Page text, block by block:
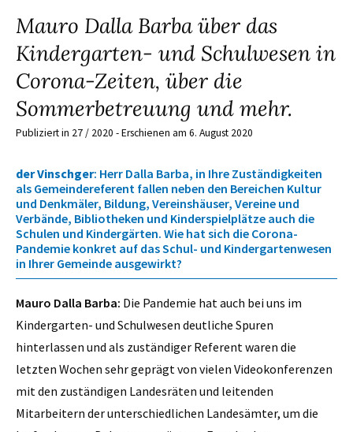
Mauro Dalla Barba über das
Kindergarten- und Schulwesen in
Corona-Zeiten, über die
Sommerbetreuung und mehr.
Publiziert in 27 / 2020 - Erschienen am 6. August 2020
der Vinschger: Herr Dalla Barba, in Ihre Zuständigkeiten
als Gemeindereferent fallen neben den Bereichen Kultur
und Denkmäler, Bildung, Vereinshäuser, Vereine und
Verbände, Bibliotheken und Kinderspielplätze auch die
Schulen und Kindergärten. Wie hat sich die Corona-
Pandemie konkret auf das Schul- und Kindergartenwesen
in Ihrer Gemeinde ausgewirkt?
Mauro Dalla Barba: Die Pandemie hat auch bei uns im
Kindergarten- und Schulwesen deutliche Spuren
hinterlassen und als zuständiger Referent waren die
letzten Wochen sehr geprägt von vielen Videokonferenzen
mit den zuständigen Landesräten und leitenden
Mitarbeitern der unterschiedlichen Landesämter, um die